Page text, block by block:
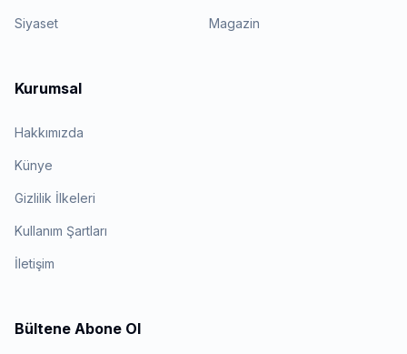
Siyaset Magazin
Kurumsal
Hakkımızda
Künye
Gizlilik İlkeleri
Kullanım Şartları
İletişim
Bültene Abone Ol